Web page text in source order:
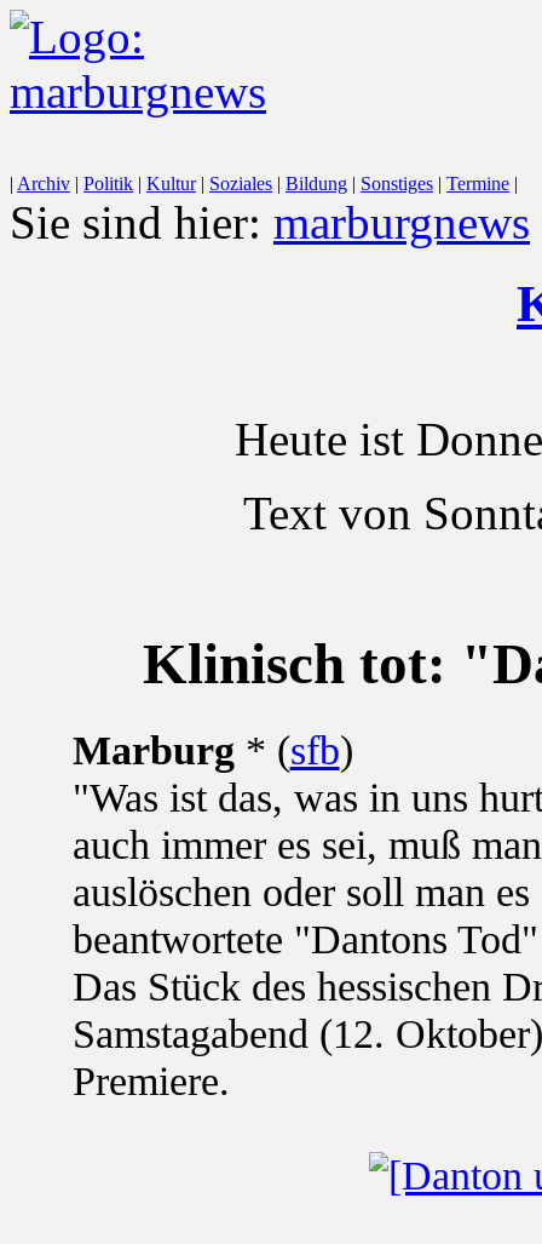
| Archiv | Politik | Kultur| Soziales | Bildung | Sonstiges | Termine |
Sie sind hier: marburgnews
Heute ist
Text von
Klinisch tot:
Marburg * (sfb)
"Was ist das, was in uns
auch immer es sei, muß
auslöschen oder soll man
beantwortete "Dantons
Das Stück des hessischen
Samstagabend (12.
Premiere.